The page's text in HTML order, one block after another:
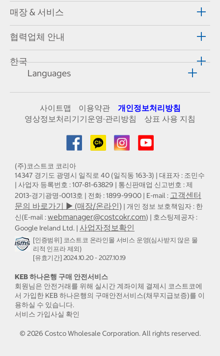
매장 & 서비스
협력업체 안내
한국
Languages
사이트맵 이용약관
개인정보처리방침
영상정보처리기기운영·관리방침
상표 사용 지침
(주)코스트코 코리아
14347 경기도 광명시 일직로 40 (일직동 163-3) | 대표자 : 조민수
| 사업자 등록번호 : 107-81-63829 | 통신판매업 신고번호 : 제
2013-경기광명-0013호 | 전화 : 1899-9900 | E-mail : 고객센터
문의 바로가기 ▶ (매장/온라인) | 개인 정보 보호책임자 : 한
신(E-mail :webmanager@costcokr.com) | 호스팅제공자 :
Google Ireland Ltd. | 사업자정보확인
[인증범위] 코스트코 온라인몰 서비스 운영(심사받지 않은 물
리적 인프라 제외)
[유효기간] 2024.10.20 - 2027.10.19
KEB 하나은행 구매 안전서비스
회원님은 안전거래를 위해 실시간 계좌이체 결제시 코스트코에
서 가입한 KEB 하나은행의 구매안전서비스(채무지급보증)를 이
용하실 수 있습니다.
서비스 가입사실 확인
© 2026 Costco Wholesale Corporation.All rights reserved.